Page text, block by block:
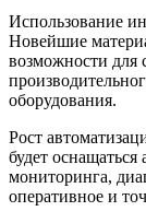
Использование
Новейшие
возможности для
оборудования.
Рост
будет
мониторинга,
оперативное и